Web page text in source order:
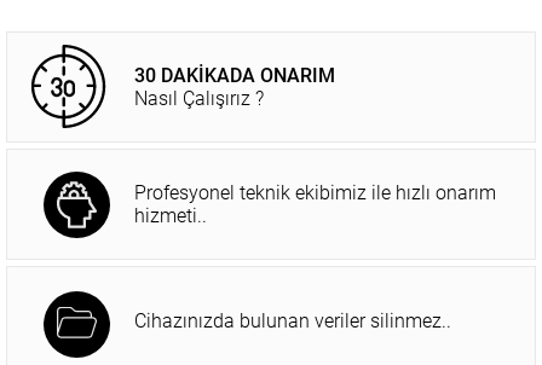
30 DAKİKADA ONARIM
Nasıl Çalışırız ?
Profesyonel teknik ekibimiz ile hızlı onarım
hizmeti..
Cihazınızda bulunan veriler silinmez..